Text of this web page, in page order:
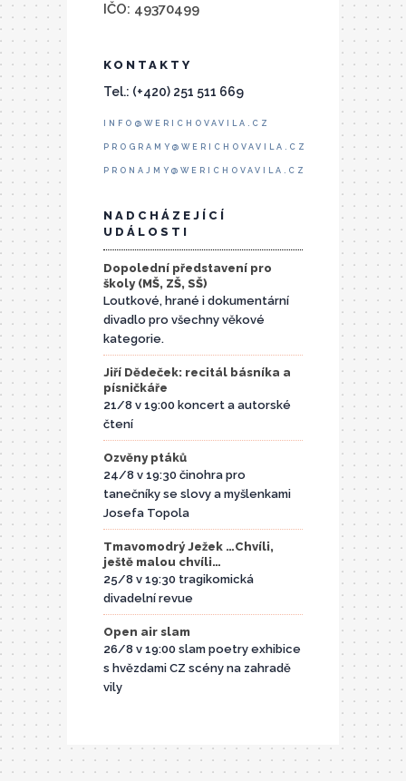
IČO: 49370499
KONTAKTY
Tel.: (+420) 251 511 669
INFO@WERICHOVAVILA.CZ
PROGRAMY@WERICHOVAVILA.CZ
PRONAJMY@WERICHOVAVILA.CZ
NADCHÁZEJÍCÍ
UDÁLOSTI
Dopolední představení pro
školy (MŠ, ZŠ, SŠ)
Loutkové, hrané i dokumentární
divadlo pro všechny věkové
kategorie.
Jiří Dědeček: recitál básníka a
písničkáře
21/8 v 19:00 koncert a autorské
čtení
Ozvěny ptáků
24/8 v 19:30 činohra pro
tanečníky se slovy a myšlenkami
Josefa Topola
Tmavomodrý Ježek …Chvíli,
ještě malou chvíli…
25/8 v 19:30 tragikomická
divadelní revue
Open air slam
26/8 v 19:00 slam poetry exhibice
s hvězdami CZ scény na zahradě
vily